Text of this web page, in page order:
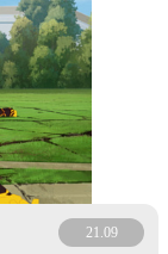
21.09